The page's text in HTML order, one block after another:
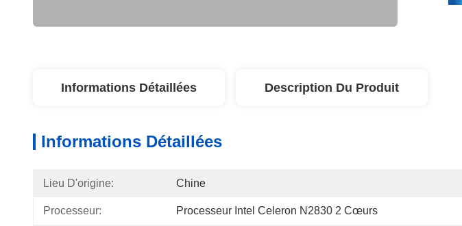
Informations Détaillées Description Du Produit
Informations Détaillées
Lieu D'origine: Chine
Processeur: Processeur Intel Celeron N2830 2 Cœurs